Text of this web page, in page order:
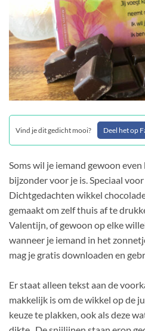
Vind je dit gedicht mooi? Deel het op
Soms wil je iemand gewoon
bijzonder voor je is. Speciaal
Dichtgedachten wikkel
gemaakt om zelf thuis af te
Valentijn, of gewoon op elke
wanneer je iemand in het
mag je gratis downloaden en
Er staat alleen tekst aan de
makkelijk is om de wikkel op de
keuze te plakken, ook als deze